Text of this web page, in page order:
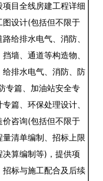
目全线房建工程详细
设计(包括但不限于
给排水电气、消防、
墙、通道等构造物、
排水电气、消防、防
专篇、加油站安全专
篇、环保处理设计、
咨询(包括但不限于
清单编制、招标上限
算编制等)，提供项
标与施工配合及后续